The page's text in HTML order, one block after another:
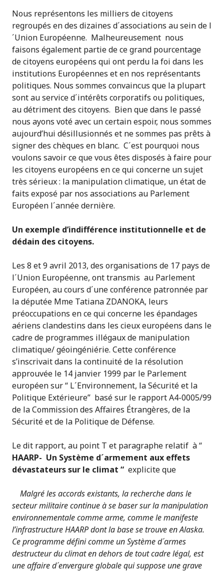
Nous représentons les milliers de citoyens
regroupés en des dizaines d´associations au sein de l
´Union Européenne. Malheureusement nous
faisons également partie de ce grand pourcentage
de citoyens européens qui ont perdu la foi dans les
institutions Européennes et en nos représentants
politiques. Nous sommes convaincus que la plupart
sont au service d´intérêts corporatifs ou politiques,
au détriment des citoyens. Bien que dans le passé
nous ayons voté avec un certain espoir, nous sommes
aujourd’hui désillusionnés et ne sommes pas prêts à
signer des chèques en blanc. C´est pourquoi nous
voulons savoir ce que vous êtes disposés à faire pour
les citoyens européens en ce qui concerne un sujet
très sérieux : la manipulation climatique, un état de
faits exposé par nos associations au Parlement
Européen l´année dernière.
Un exemple d’indifférence institutionnelle et de
dédain des citoyens.
Les 8 et 9 avril 2013, des organisations de 17 pays de
l´Union Européenne, ont transmis au Parlement
Européen, au cours d´une conférence patronnée par
la députée Mme Tatiana ZDANOKA, leurs
préoccupations en ce qui concerne les épandages
aériens clandestins dans les cieux européens dans le
cadre de programmes illégaux de manipulation
climatique/ géoingéniérie. Cette conférence
s’inscrivait dans la continuité de la résolution
approuvée le 14 janvier 1999 par le Parlement
européen sur “ L´Environnement, la Sécurité et la
Politique Extérieure” basé sur le rapport A4-0005/99
de la Commission des Affaires Étrangères, de la
Sécurité et de la Politique de Défense.
Le dit rapport, au point T et paragraphe relatif à “
HAARP- Un Système d´armement aux effets
dévastateurs sur le climat “ explicite que
Malgré les accords existants, la recherche dans le
secteur militaire continue à se baser sur la manipulation
environnementale comme arme, comme le manifeste
l’infrastructure HAARP dont la base se trouve en Alaska.
Ce programme défini comme un Système d´armes
destructeur du climat en dehors de tout cadre légal, est
une affaire d´envergure globale qui suppose une grave